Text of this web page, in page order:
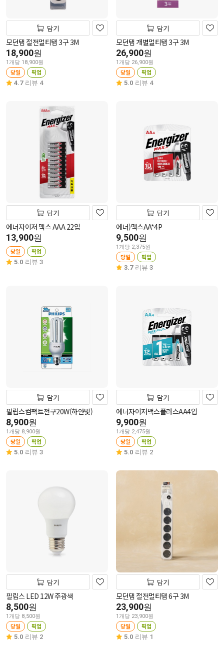
담기
모던탭 절전멀티탭 3구 3M
18,900원
1개당 18,900원
당일 픽업
4.7 리뷰 4
담기
모던탭 개별멀티탭 3구 3M
26,900원
1개당 26,900원
당일 픽업
5.0 리뷰 4
담기
에너자이저 맥스 AAA 22입
13,900원
당일 픽업
5.0 리뷰 3
담기
에너)맥스AA*4P
9,500원
1개당 2,375원
당일 픽업
3.7 리뷰 3
담기
필립스컴팩트전구20W(하얀빛)
8,900원
1개당 8,900원
당일 픽업
5.0 리뷰 3
담기
에너자이저맥스플러스AA4입
9,900원
1개당 2,475원
당일 픽업
5.0 리뷰 2
담기
필립스 LED 12W 주광색
8,500원
1개당 8,500원
당일 픽업
5.0 리뷰 2
담기
모던탭 절전멀티탭 6구 3M
23,900원
1개당 23,900원
당일 픽업
5.0 리뷰 1